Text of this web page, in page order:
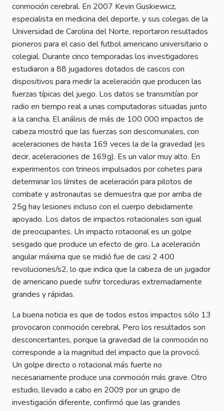
conmoción cerebral. En 2007 Kevin Guskiewicz,
especialista en medicina del deporte, y sus colegas de la
Universidad de Carolina del Norte, reportaron resultados
pioneros para el caso del futbol americano universitario o
colegial. Durante cinco temporadas los investigadores
estudiaron a 88 jugadores dotados de cascos con
dispositivos para medir la aceleración que producen las
fuerzas típicas del juego. Los datos se transmitían por
radio en tiempo real a unas computadoras situadas junto
a la cancha. El análisis de más de 100 000 impactos de
cabeza mostró que las fuerzas son descomunales, con
aceleraciones de hasta 169 veces la de la gravedad (es
decir, aceleraciones de 169g). Es un valor muy alto. En
experimentos con trineos impulsados por cohetes para
determinar los límites de aceleración para pilotos de
combate y astronautas se demuestra que por arriba de
25g hay lesiones incluso con el cuerpo debidamente
apoyado. Los datos de impactos rotacionales son igual
de preocupantes. Un impacto rotacional es un golpe
sesgado que produce un efecto de giro. La aceleración
angular máxima que se midió fue de casi 2 400
revoluciones/s2, lo que indica que la cabeza de un jugador
de americano puede sufrir torceduras extremadamente
grandes y rápidas.
La buena noticia es que de todos estos impactos sólo 13
provocaron conmoción cerebral. Pero los resultados son
desconcertantes, porque la gravedad de la conmoción no
corresponde a la magnitud del impacto que la provocó.
Un golpe directo o rotacional más fuerte no
necesariamente produce una conmoción más grave. Otro
estudio, llevado a cabo en 2009 por un grupo de
investigación diferente, confirmó que las grandes